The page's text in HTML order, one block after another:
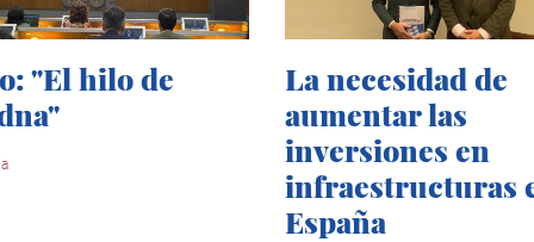
"El hilo de
La necesidad de
aumentar las
inversiones en
infraestructuras
España